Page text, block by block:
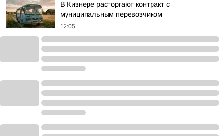
В Кизнере расторгают контракт с
муниципальным перевозчиком
12:05